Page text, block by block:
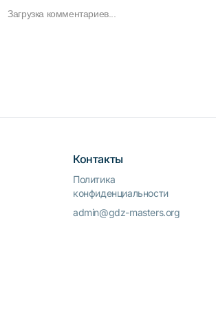
Загрузка комментариев...
Контакты
Политика
конфиденциальности
admin@gdz-masters.org